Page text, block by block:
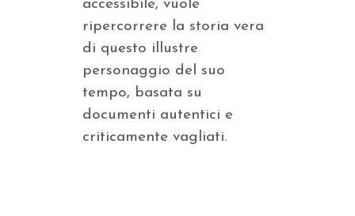
accessibile, vuole
ripercorrere la storia vera
di questo illustre
personaggio del suo
tempo, basata su
documenti autentici e
criticamente vagliati.